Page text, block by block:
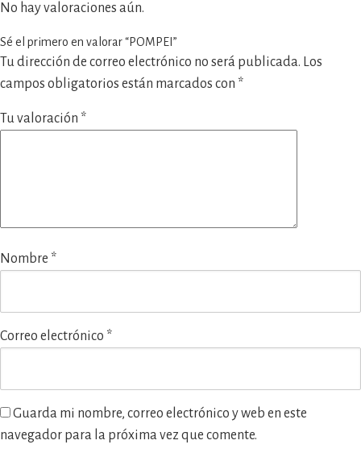
No hay valoraciones aún.
Sé el primero en valorar “POMPEI”
Tu dirección de correo electrónico no será publicada. Los
campos obligatorios están marcados con *
Tu valoración *
Nombre *
Correo electrónico *
Guarda mi nombre, correo electrónico y web en este
navegador para la próxima vez que comente.